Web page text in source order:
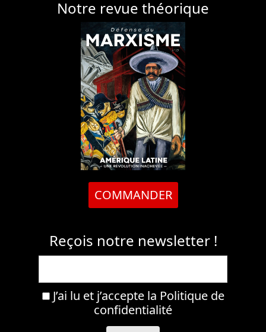
Notre revue théorique
COMMANDER
Reçois notre newsletter !
J’ai lu et j’accepte la Politique de
confidentialité